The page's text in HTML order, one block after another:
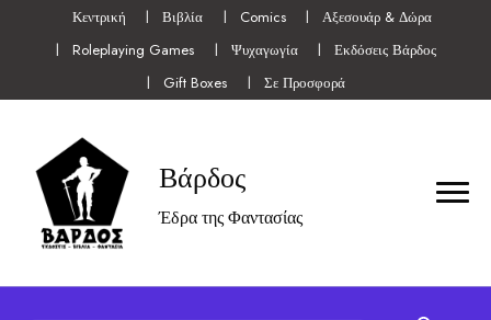
Κεντρική Βιβλία Comics
Αξεσουάρ & Δώρα
Roleplaying Games
Ψυχαγωγία
Εκδόσεις Βάρδος
Gift Boxes
Σε Προσφορά
Βάρδος
Έδρα της Φαντασίας